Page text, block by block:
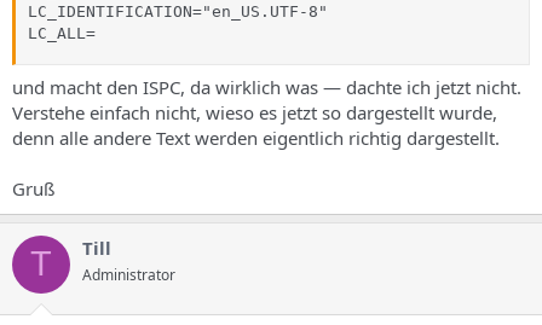
LC_IDENTIFICATION="en_US.UTF-8"
LC_ALL=
und macht den ISPC, da wirklich was — dachte ich jetzt nicht.
Verstehe einfach nicht, wieso es jetzt so dargestellt wurde,
denn alle andere Text werden eigentlich richtig dargestellt.
Gruß
T Till
Administrator